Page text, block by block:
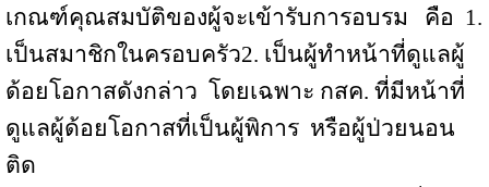
เกณฑ์คุณสมบัติของผู้จะเข้ารับการอบรม
คือ 1.
เป็นสมาชิกในครอบครัว2. เป็นผู้ทำหน้าที่ดูแลผู้
ด้อยโอกาสดังกล่าว โดยเฉพาะ กสค. ที่มีหน้าที่
ดูแลผู้ด้อยโอกาสที่เป็นผู้พิการ หรือผู้ป่วยนอน
ติด